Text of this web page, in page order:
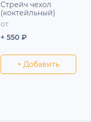
Стрейч чехол
(коктейльный)
от
+ 550 ₽
+ Добавить